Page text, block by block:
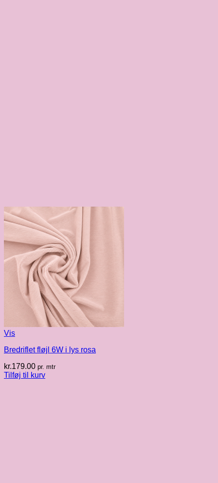
Vis
Bredriflet fløjl 6W i lys rosa
kr.179.00 pr. mtr
Tilføj til kurv